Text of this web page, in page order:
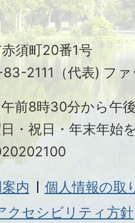
須町20番1号
83-2111（代表) フ
前8時30分から午
日・祝日・年末年始
内
個人情報の取
クセシビリティ方針